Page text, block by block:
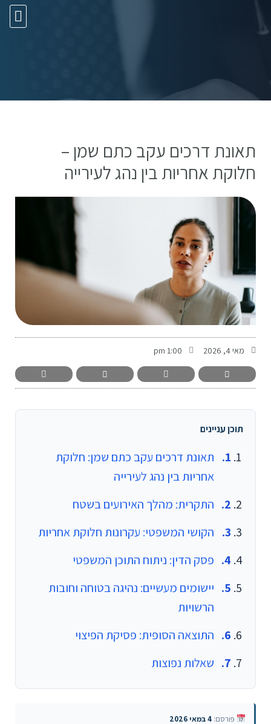
תאונת דרכים עקב כתם שמן –
חלוקת אחריות בין נהג לעירייה
מאי 4, 2026 1:00 pm
תוכן עניינים
תאונת דרכים עקב כתם שמן: חלוקת
אחריות בין נהג לעירייה
התקרית: מהלך האירועים בשטח
הקושי המשפטי: עקרונות חלוקת אחריות
פסק הדין: ניתוח התוכן המשפטי
יישומים מעשיים: נהיגה בטוחה וחובות
הרשויות
התוצאה הסופית: פסיקת הפיצוי
שאלות נפוצות
פורסם: 4 במאי 2026